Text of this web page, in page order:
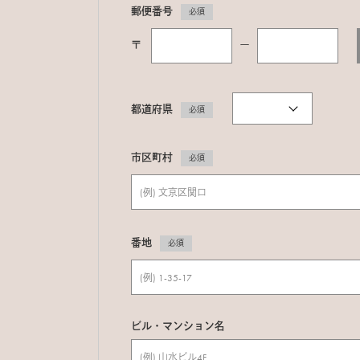
郵便番号 必須
〒 ー
都道府県 必須
市区町村 必須
番地 必須
ビル・マンション名